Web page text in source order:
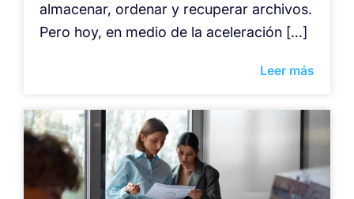
almacenar, ordenar y recuperar archivos.
Pero hoy, en medio de la aceleración […]
Leer más